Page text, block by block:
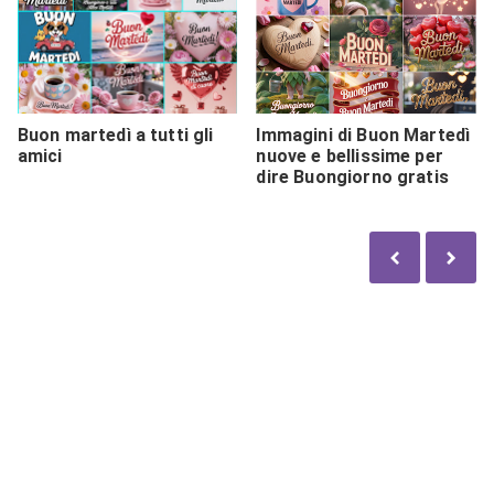
Buon martedì a tutti gli
amici
Immagini di Buon Martedì
nuove e bellissime per
dire Buongiorno gratis